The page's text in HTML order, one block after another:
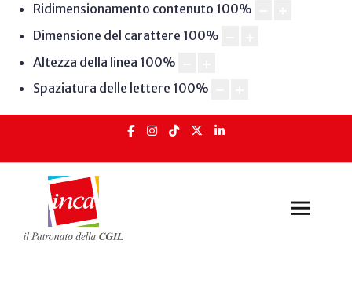
Ridimensionamento contenuto 100%
Dimensione del carattere 100%
Altezza della linea 100%
Spaziatura delle lettere 100%